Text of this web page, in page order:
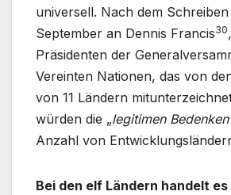
universell. Nach dem Schreiben
September an Dennis Francis30
Präsidenten der
Vereinten Nationen, das von
von 11 Ländern
würden die „legitimen
Anzahl von
Bei den elf Ländern handelt es